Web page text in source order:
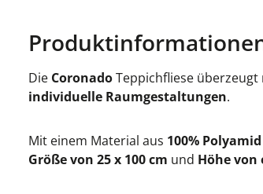
Die CoronadoTeppichfliese
individuelle Raumgestaltungen.
Mit einem Material aus 100% Polyamid
Größe von 25 x 100 cm und Höhe von